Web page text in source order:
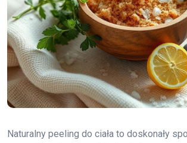
Naturalny peeling do ciała to doskonały